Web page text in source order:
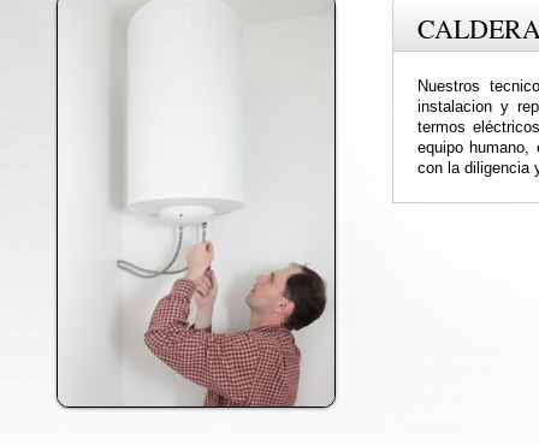
Nuestros
instalacion y
termos
equipo
con la diligencia